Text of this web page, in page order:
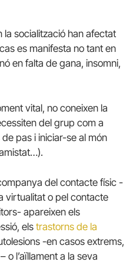
la socialització han afectat
es manifesta no tant en
en falta de gana, insomni,
vital, no coneixen la
del grup com a
pas i iniciar-se al món
del contacte físic -
virtualitat o pel contacte
apareixen els
els trastorns de la
-en casos extrems,
– o l’aïllament a la seva